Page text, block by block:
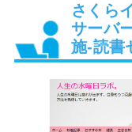
さくら
サーバ
施-読書